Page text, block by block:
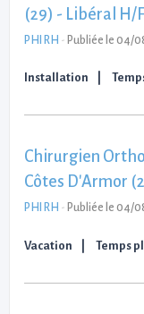
(29) - Libéral H/F
PHI RH - Publiée le 04/
Installation
Chirurgien
Côtes D'Armor
PHI RH - Publiée le 04/
Vacation Temps